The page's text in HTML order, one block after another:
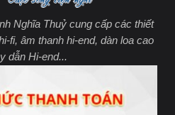
Nghĩa Thuỷ cung cấp các thiết
fi, âm thanh hi-end, dàn loa cao
dẫn Hi-end...